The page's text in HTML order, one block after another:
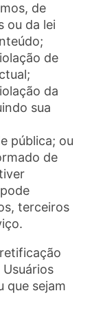
de
ou da lei
de
da
sua
pública; ou
de
terceiros
que sejam